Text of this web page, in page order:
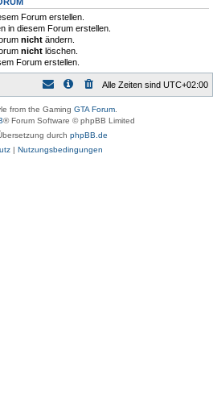
Forum erstellen.
in diesem Forum erstellen.
nicht ändern.
nicht löschen.
Forum erstellen.
Alle Zeiten sind UTC+02:00
from the Gaming GTA Forum
® Forum Software © phpBB Limited
durch phpBB.de
| Nutzungsbedingungen